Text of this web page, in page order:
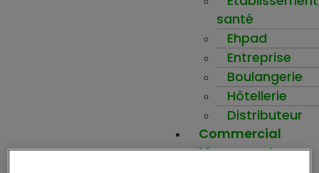
santé
Ehpad
Entreprise
Boulangerie
Hôtellerie
Distributeur
Commercial
Mon compte